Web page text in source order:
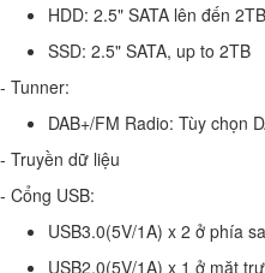
HDD: 2.5" SATA lên đến
SSD: 2.5" SATA, up to 2TB
- Tunner:
DAB+/FM Radio: Tùy chọn
- Truyền dữ liệu
- Cổng USB:
USB3.0(5V/1A) x 2 ở phía
USB2.0(5V/1A) x 1 ở mặt